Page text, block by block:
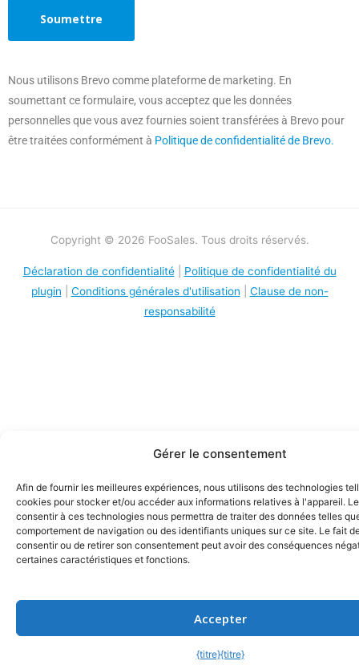
Gérer le consentement
Afin de fournir les meilleures expériences, nous utilisons des technologies
cookies pour stocker et/ou accéder aux informations relatives à l'appareil.
consentir à ces technologies nous permettra de traiter des données telles
comportement de navigation ou des identifiants uniques sur ce site. Le fait
consentir ou de retirer son consentement peut avoir des conséquences
certaines caractéristiques et fonctions.
Accepter
{titre}{titre}
Nous utilisons Brevo comme plateforme de marketing. En
soumettant ce formulaire, vous acceptez que les données
personnelles que vous avez fournies soient transférées à Brevo pour
être traitées conformément à Politique de confidentialité de Brevo.
Copyright © 2026 FooSales. Tous droits réservés.
Déclaration de confidentialité| Politique de confidentialité du
plugin
Conditions générales d'utilisation
Clause de non-
responsabilité